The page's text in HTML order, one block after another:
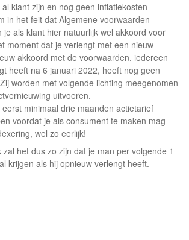
klant zijn en nog geen inflatiekosten
in het feit dat Algemene voorwaarden
je als klant hier natuurlijk wel akkoord voor
moment dat je verlengt met een nieuw
akkoord met de voorwaarden, iedereen
heeft na 6 januari 2022, heeft nog geen
worden met volgende lichting meegenomen
uitvoeren.
minimaal drie maanden actietarief
voordat je als consument te maken mag
wel zo eerlijk!
zal het dus zo zijn dat je man per volgende 1
krijgen als hij opnieuw verlengt heeft.